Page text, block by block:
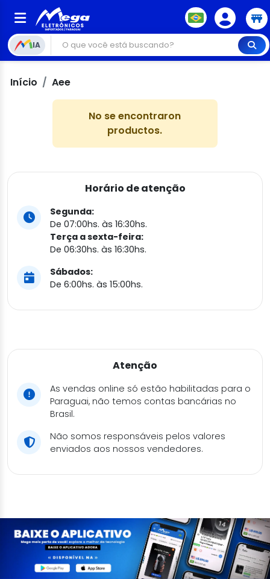
IA
Início Aee
No se encontraron
productos.
Horário de atenção
Segunda:
De 07:00hs. às 16:30hs.
Terça a sexta-feira:
De 06:30hs. às 16:30hs.
Sábados:
De 6:00hs. às 15:00hs.
Atenção
As vendas online só estão habilitadas para o
Paraguai, não temos contas bancárias no
Brasil.
Não somos responsáveis pelos valores
enviados aos nossos vendedores.